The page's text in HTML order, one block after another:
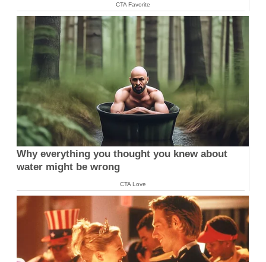
CTA Favorite
Why everything you thought you knew about
water might be wrong
CTA Love